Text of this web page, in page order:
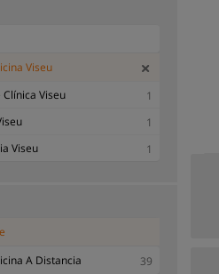
Viseu
Viseu
1
1
Viseu
1
A Distancia
39